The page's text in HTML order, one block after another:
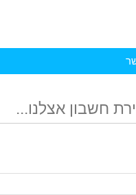
חשבון אצלנו...